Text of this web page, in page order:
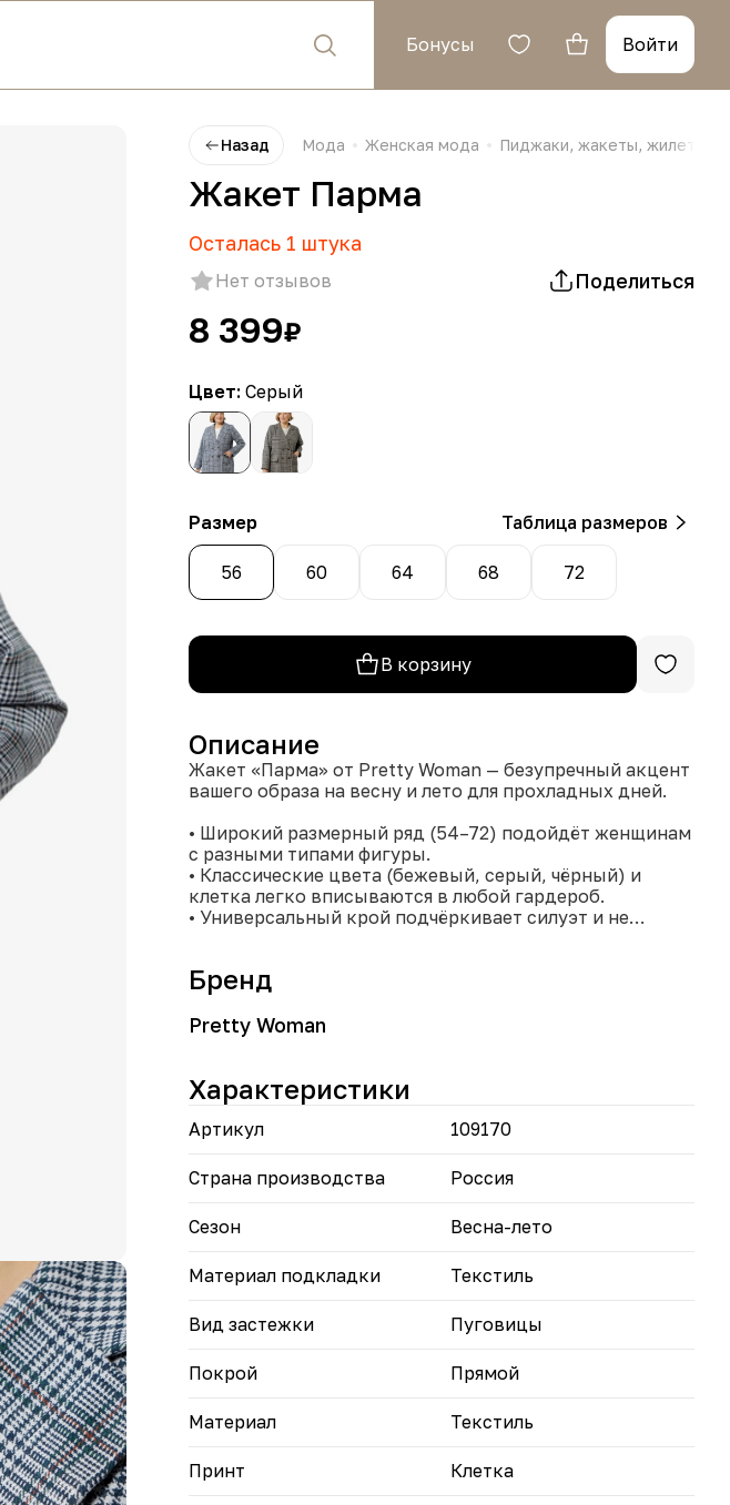
Бонусы Войти
Назад Мода Женская мода Пиджаки, жакеты, жилеты
Жакет Парма
Осталась 1 штука
Нет отзывов Поделиться
8 399₽
Цвет: Серый
Размер Таблица размеров
56 60 64 68 72
В корзину
Описание
Жакет «Парма» от Pretty Woman — безупречный акцент
вашего образа на весну и лето для прохладных дней.
• Широкий размерный ряд (54–72) подойдёт женщинам
с разными типами фигуры.
• Классические цвета (бежевый, серый, чёрный) и
клетка легко вписываются в любой гардероб.
• Универсальный крой подчёркивает силуэт и не
лавсана) обеспечит комфорт в носке.
• Помогает создать деловой, кэжуал‑ или вечерний
образ.
дополните брюками, юбкой или платьем.
Бренд
Pretty Woman
Характеристики
Артикул 109170
Страна производства Россия
Сезон Весна-лето
Материал подкладки Текстиль
Вид застежки Пуговицы
Покрой Прямой
Материал Текстиль
Принт Клетка